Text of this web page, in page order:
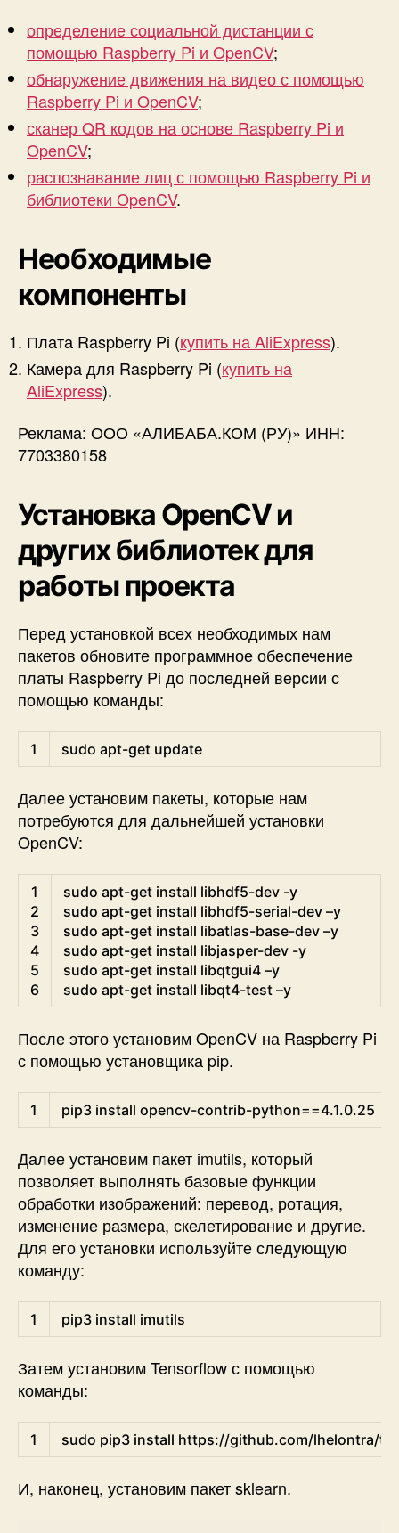
определение социальной дистанции с
помощью Raspberry Pi и OpenCV;
обнаружение движения на видео с помощью
Raspberry Pi и OpenCV;
сканер QR кодов на основе Raspberry Pi и
OpenCV;
распознавание лиц с помощью Raspberry Pi и
библиотеки OpenCV.
Необходимые
компоненты
Плата Raspberry Pi (купить на AliExpress).
Камера для Raspberry Pi (купить на
AliExpress).
Реклама: ООО «АЛИБАБА.КОМ (РУ)» ИНН:
7703380158
Установка OpenCV и
других библиотек для
работы проекта
Перед установкой всех необходимых нам
пакетов обновите программное обеспечение
платы Raspberry Pi до последней версии с
помощью команды:
1 sudo apt-get update
Далее установим пакеты, которые нам
потребуются для дальнейшей установки
OpenCV:
1
2
3
4
5
6
sudo apt-get install libhdf5-dev -y
sudo apt-get install libhdf5-serial-dev –y
sudo apt-get install libatlas-base-dev –y
sudo apt-get install libjasper-dev -y
sudo apt-get install libqtgui4 –y
sudo apt-get install libqt4-test –y
После этого установим OpenCV на Raspberry Pi
с помощью установщика pip.
Shell
1 pip3 install opencv-contrib-python==4.1.0.25
Далее установим пакет imutils, который
позволяет выполнять базовые функции
обработки изображений: перевод, ротация,
изменение размера, скелетирование и другие.
Для его установки используйте следующую
команду:
1 pip3 install imutils
Затем установим Tensorflow с помощью
команды:
Shell
1 sudo pip3 install https://github.com/lhelontra/
И, наконец, установим пакет sklearn.